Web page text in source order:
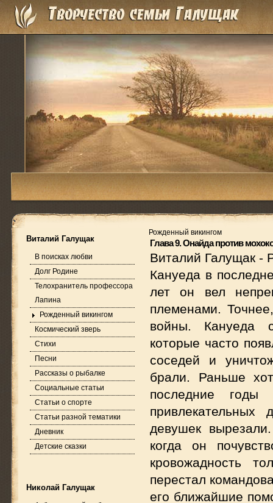
Виталий Галущак
В поисках любви
Долг Родине
Телохранитель профессора
Лапина
Рожденный викингом
Космический зверь
Стихи
Песни
Рассказы о рыбалке
Социальные статьи
Статьи о спорте
Статьи разной тематики
Дневник
Детские сказки
Николай Галущак
Рожденный викингом
Глава 9. Онайда против
Виталий Галущак -
Кануеда в
лет он вел
племенами.
войны. Кануеда
которые часто
соседей и
брали. Раньше
последние
девушек
когда он
кровожадность
перестал
его ближайшие